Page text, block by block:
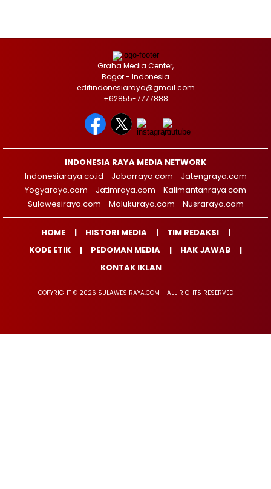
Graha Media Center,
Bogor - Indonesia
editindonesiaraya@gmail.com
+62855-7777888
INDONESIA RAYA MEDIA NETWORK
Indonesiaraya.co.id
Jabarraya.com
Jatengraya.com
Yogyaraya.com
Jatimraya.com
Kalimantanraya.com
Sulawesiraya.com
Malukuraya.com Nusraraya.com
HOME HISTORI MEDIA
TIM REDAKSI
KODE ETIK
PEDOMAN MEDIA
HAK JAWAB
KONTAK IKLAN
COPYRIGHT © 2026 SULAWESIRAYA.COM - ALL RIGHTS RESERVED